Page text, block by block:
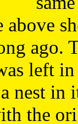
above
ago.
left
nest in
the